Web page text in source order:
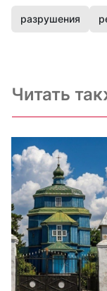
разрушения
Читать